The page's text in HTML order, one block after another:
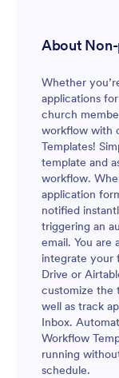
status wniosków
efektywny - i
znalezienie
About
Whether
applications
church
workflow with
Templates!
template and
workflow.
application
notified
triggering an
email. You are
integrate your
Drive or
customize the
well as track
Inbox.
Workflow
running
schedule.